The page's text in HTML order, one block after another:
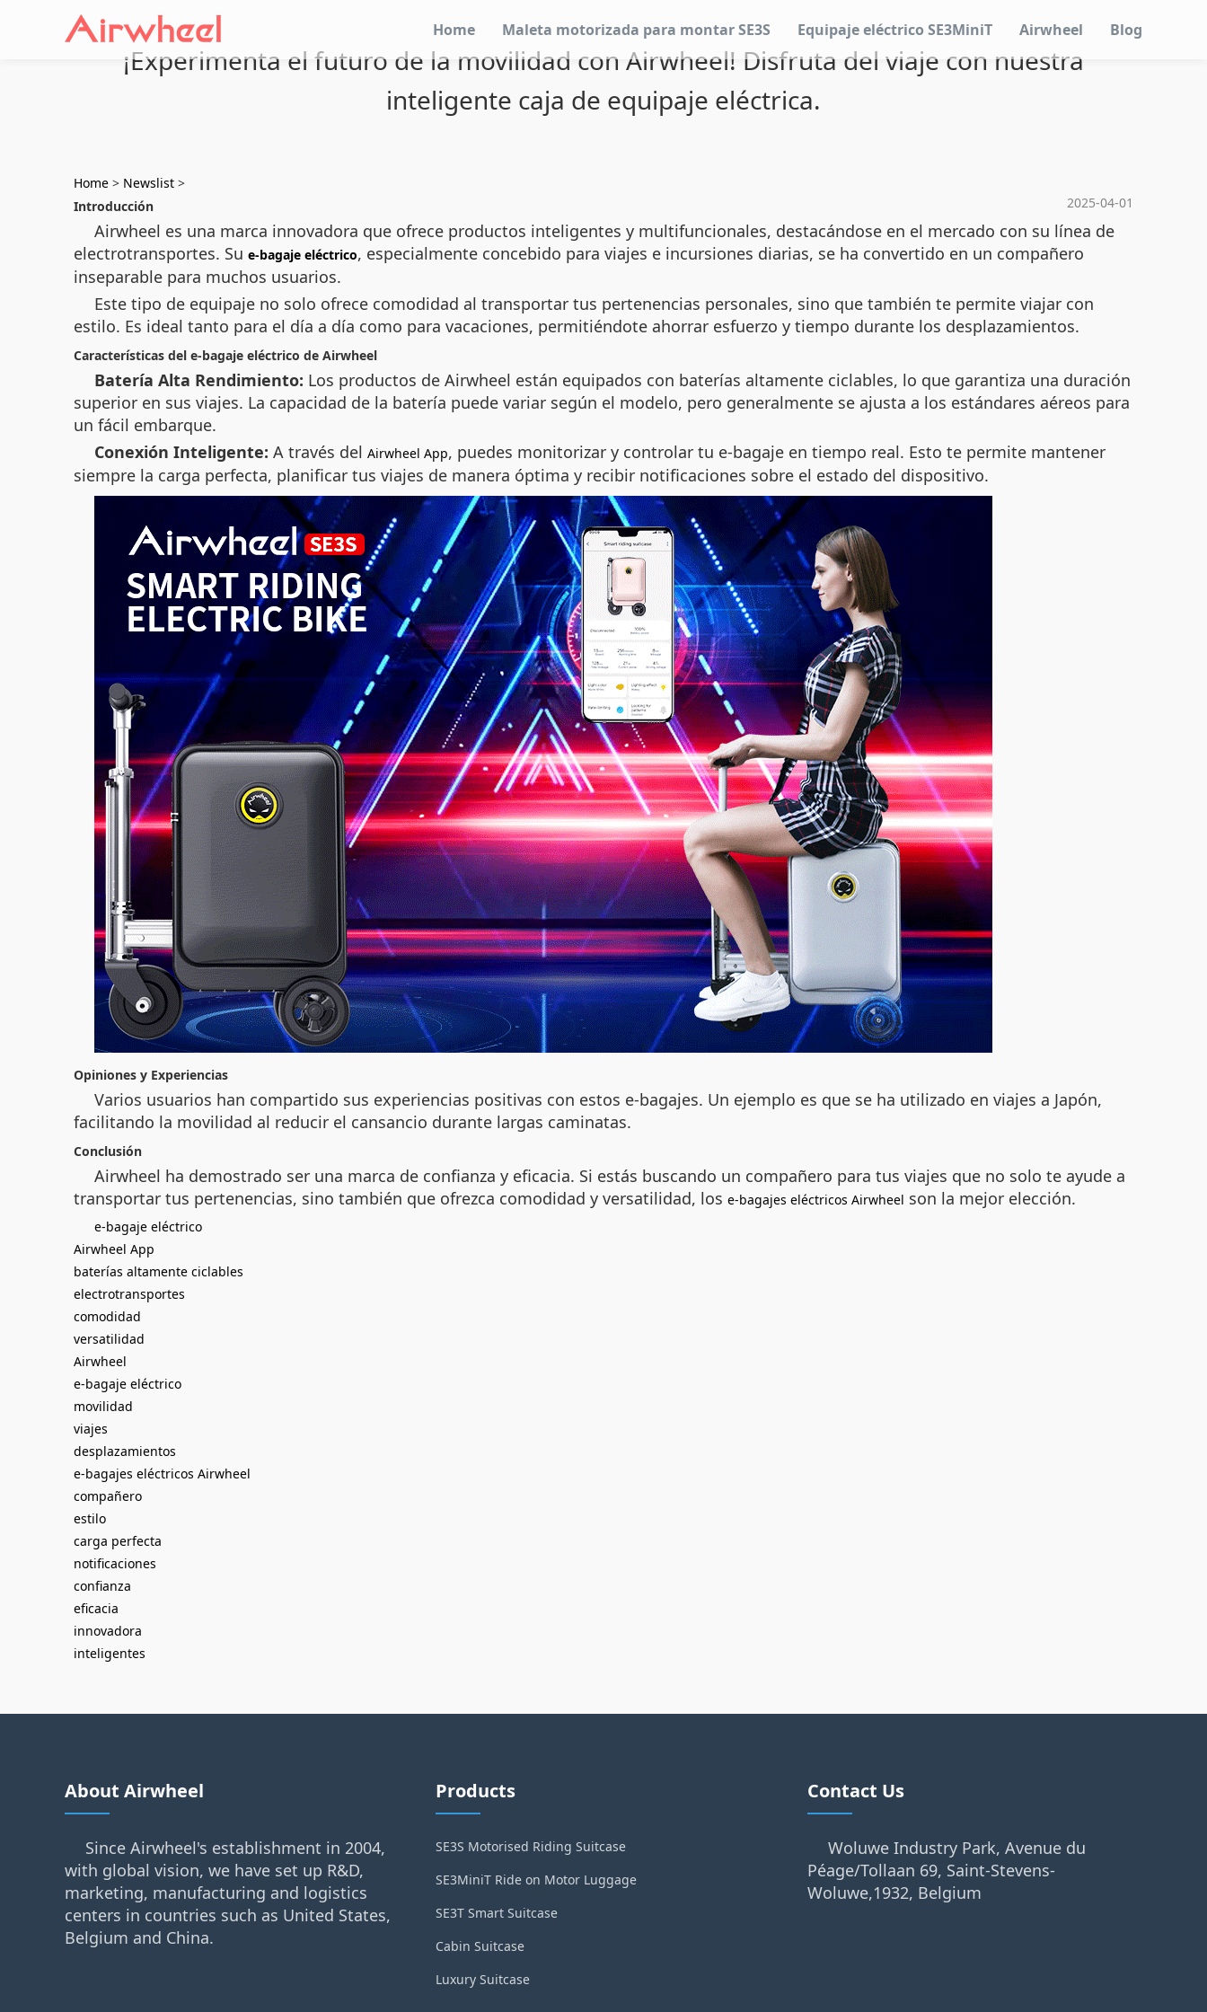
Home Maleta motorizada para montar SE3S Equipaje eléctrico SE3MiniT Airwheel Blog
¡Experimenta el futuro de la movilidad con Airwheel! Disfruta del viaje con nuestra
inteligente caja de equipaje eléctrica.
Home > Newslist >
2025-04-01
Introducción
Airwheel es una marca innovadora que ofrece productos inteligentes y multifuncionales, destacándose en el mercado con su línea de
electrotransportes. Su e-bagaje eléctrico, especialmente concebido para viajes e incursiones diarias, se ha convertido en un compañero
inseparable para muchos usuarios.
Este tipo de equipaje no solo ofrece comodidad al transportar tus pertenencias personales, sino que también te permite viajar con
estilo. Es ideal tanto para el día a día como para vacaciones, permitiéndote ahorrar esfuerzo y tiempo durante los desplazamientos.
Características del e-bagaje eléctrico de Airwheel
Batería Alta Rendimiento: Los productos de Airwheel están equipados con baterías altamente ciclables, lo que garantiza una duración
superior en sus viajes. La capacidad de la batería puede variar según el modelo, pero generalmente se ajusta a los estándares aéreos para
un fácil embarque.
Conexión Inteligente: A través del Airwheel App, puedes monitorizar y controlar tu e-bagaje en tiempo real. Esto te permite mantener
siempre la carga perfecta, planificar tus viajes de manera óptima y recibir notificaciones sobre el estado del dispositivo.
Opiniones y Experiencias
Varios usuarios han compartido sus experiencias positivas con estos e-bagajes. Un ejemplo es que se ha utilizado en viajes a Japón,
facilitando la movilidad al reducir el cansancio durante largas caminatas.
Conclusión
Airwheel ha demostrado ser una marca de confianza y eficacia. Si estás buscando un compañero para tus viajes que no solo te ayude a
transportar tus pertenencias, sino también que ofrezca comodidad y versatilidad, los e-bagajes eléctricos Airwheel son la mejor elección.
e-bagaje eléctrico
Airwheel App
baterías altamente ciclables
electrotransportes
comodidad
versatilidad
Airwheel
e-bagaje eléctrico
movilidad
viajes
desplazamientos
e-bagajes eléctricos Airwheel
compañero
estilo
carga perfecta
notificaciones
confianza
eficacia
innovadora
inteligentes
About Airwheel
Since Airwheel's establishment in 2004,
with global vision, we have set up R&D,
marketing, manufacturing and logistics
centers in countries such as United States,
Belgium and China.
Products
SE3S Motorised Riding Suitcase
SE3MiniT Ride on Motor Luggage
SE3T Smart Suitcase
Cabin Suitcase
Luxury Suitcase
Contact Us
Woluwe Industry Park, Avenue du
Péage/Tollaan 69, Saint-Stevens-
Woluwe,1932, Belgium